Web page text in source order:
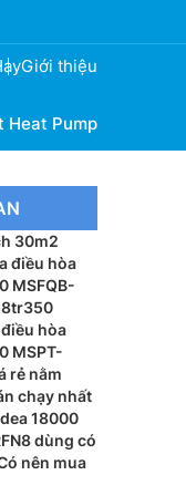
Giới thiệu
Heat Pump
30m2
điều hòa
MSFQB-
8tr350
hòa
MSPT-
rẻ nằm
chạy nhất
18000
dùng có
nên mua